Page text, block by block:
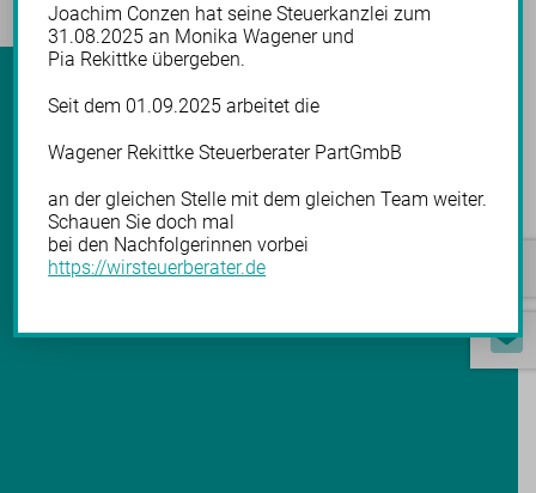
Dipl.-Kfm. Joachim Conzen
Saarner Straße 131, 45481 Mülheim an der
Ruhr
Telefon: 0208 / 43 76 40
Fax:0208 / 41 11 14
Joachim Conzen hat seine Steuerkanzlei zum
31.08.2025 an Monika Wagener und
Pia Rekittke übergeben.
Seit dem 01.09.2025 arbeitet die
Wagener Rekittke Steuerberater PartGmbB
an der gleichen Stelle mit dem gleichen Team weiter.
Schauen Sie doch mal
bei den Nachfolgerinnen vorbei
https://wirsteuerberater.de